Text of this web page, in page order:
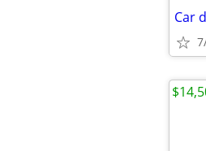
Car